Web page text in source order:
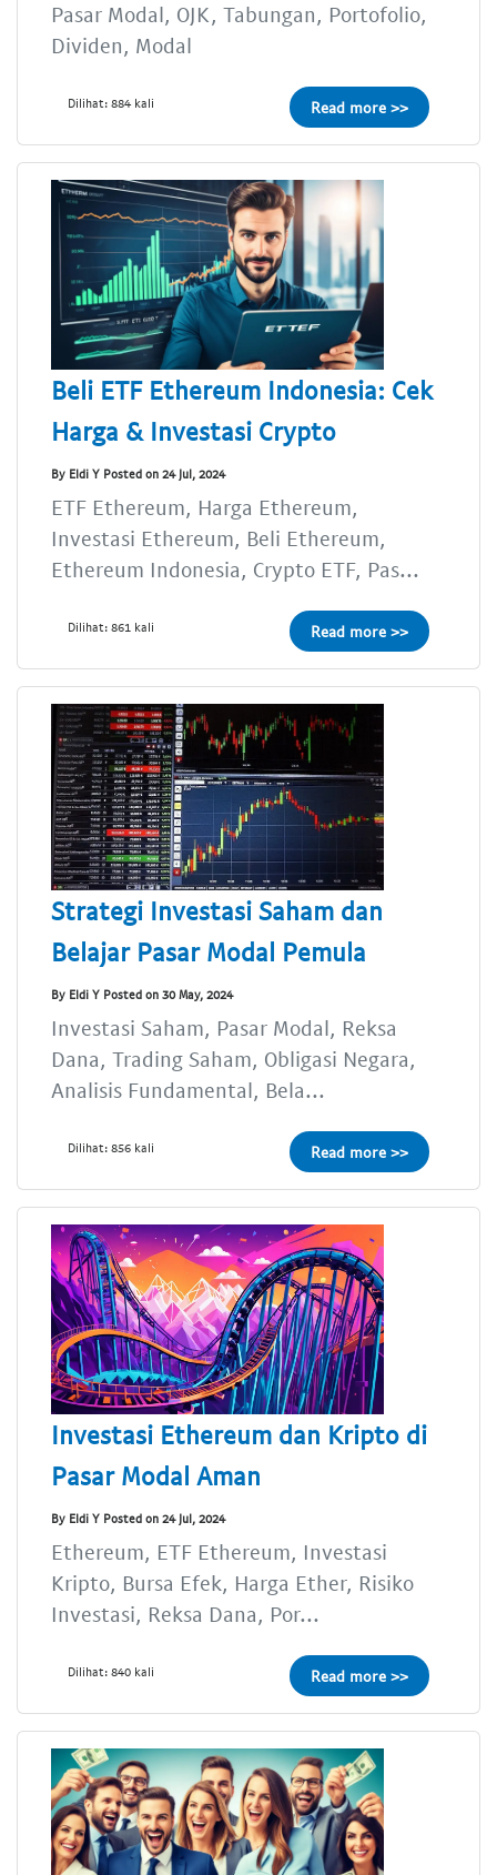
Pasar Modal, OJK, Tabungan, Portofolio,
Dividen, Modal
Dilihat: 884 kali Read more >>
Beli ETF Ethereum Indonesia: Cek
Harga & Investasi Crypto
By Eldi Y Posted on 24 Jul, 2024
ETF Ethereum, Harga Ethereum,
Investasi Ethereum, Beli Ethereum,
Ethereum Indonesia, Crypto ETF, Pas...
Dilihat: 861 kali Read more >>
Strategi Investasi Saham dan
Belajar Pasar Modal Pemula
By Eldi Y Posted on 30 May, 2024
Investasi Saham, Pasar Modal, Reksa
Dana, Trading Saham, Obligasi Negara,
Analisis Fundamental, Bela...
Dilihat: 856 kali Read more >>
Investasi Ethereum dan Kripto di
Pasar Modal Aman
By Eldi Y Posted on 24 Jul, 2024
Ethereum, ETF Ethereum, Investasi
Kripto, Bursa Efek, Harga Ether, Risiko
Investasi, Reksa Dana, Por...
Dilihat: 840 kali Read more >>